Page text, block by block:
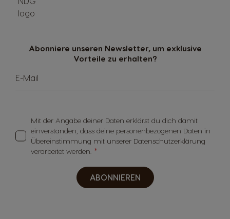
Abonniere unseren Newsletter, um exklusive
Vorteile zu erhalten?
E-Mail
Mit der Angabe deiner Daten erklärst du dich damit
einverstanden, dass deine personenbezogenen Daten in
Übereinstimmung mit unserer Datenschutzerklärung
verarbeitet werden.
ABONNIEREN